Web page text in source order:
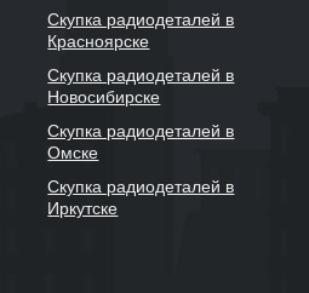
Скупка радиодеталей в
Красноярске
Скупка радиодеталей в
Новосибирске
Скупка радиодеталей в
Омске
Скупка радиодеталей в
Иркутске